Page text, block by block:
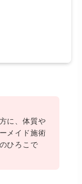
に、体質や
メイド施術
ひろこで